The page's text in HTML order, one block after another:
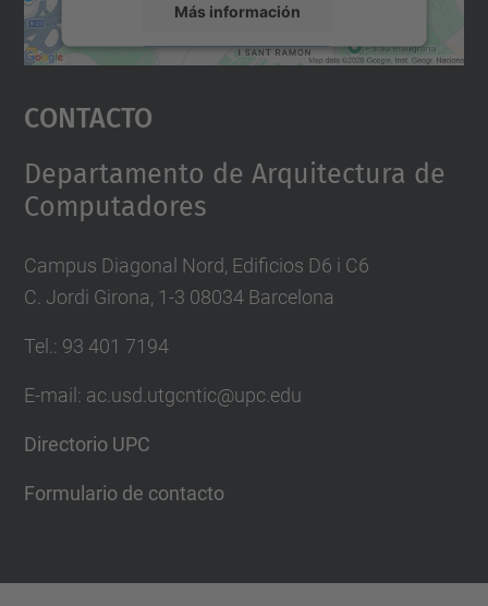
Más información
Aceptar
powered by
Contacto
Departamento de Arquitectura de
Computadores
Campus Diagonal Nord, Edificios D6 i C6
C. Jordi Girona, 1-3 08034 Barcelona
Tel.: 93 401 7194
E-mail: ac.usd.utgcntic@upc.edu
Directorio UPC
Formulario de contacto